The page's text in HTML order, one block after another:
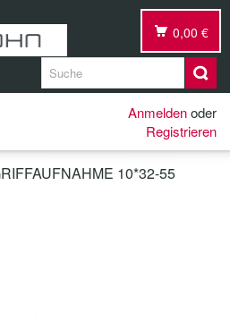
0,00 €
Anmeldenoder
Registrieren
10*32-55